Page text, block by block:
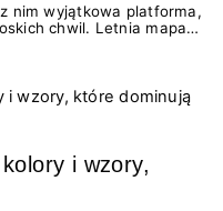
nim wyjątkowa platforma,
chwil. Letnia mapa
wyjazdów, przez
i kolekcjonowanie
coś absolutnie
oraz dawkę
i wzory,